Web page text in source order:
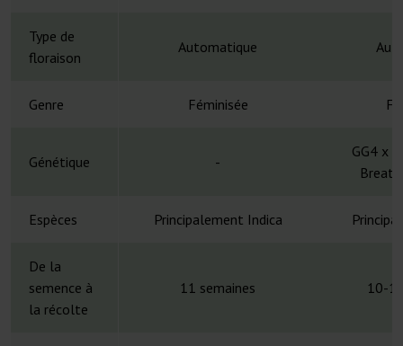
Type de
floraison
Automatique
Genre Féminisée
Génétique -
GG4 x
Espèces Principalement Indica
De la
semence à
la récolte
11 semaines 10-